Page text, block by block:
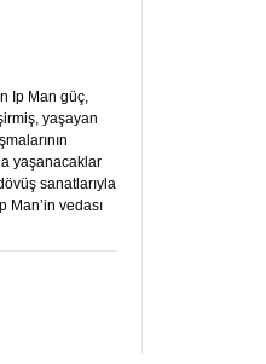
Ip Man güç,
yaşayan
yaşanacaklar
sanatlarıyla
Man’in vedası